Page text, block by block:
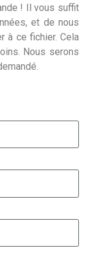
! Il vous suffit
et de nous
à ce fichier. Cela
Nous serons